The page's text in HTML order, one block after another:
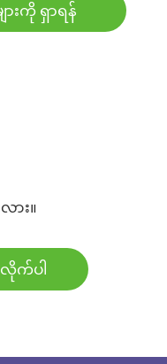
းကို ရှာရန်
ား။
က်ပါ